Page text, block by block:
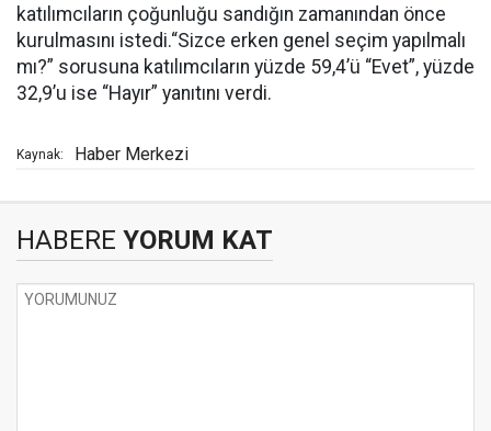
katılımcıların çoğunluğu sandığın zamanından önce
kurulmasını istedi.“Sizce erken genel seçim yapılmalı
mı?” sorusuna katılımcıların yüzde 59,4’ü “Evet”, yüzde
32,9’u ise “Hayır” yanıtını verdi.
Kaynak: Haber Merkezi
HABERE YORUM KAT